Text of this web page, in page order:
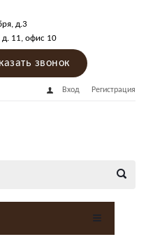
д.3
д. 11, офис 10
звонок
Вход Регистрация